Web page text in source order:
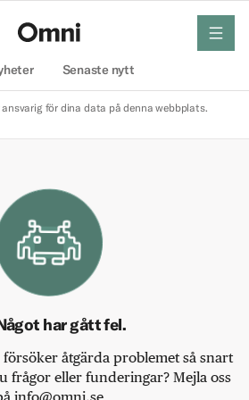
Senaste nytt
meny
för dina data på denna webbplats.
har gått fel.
åtgärda problemet så snart
frågor eller funderingar? Mejla oss